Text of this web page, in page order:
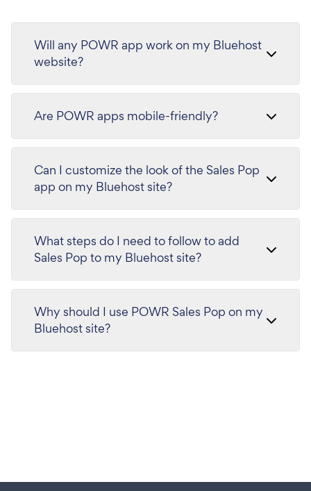
Will any POWR app work on my Bluehost
website?
Are POWR apps mobile-friendly?
Can I customize the look of the Sales Pop
app on my Bluehost site?
What steps do I need to follow to add
Sales Pop to my Bluehost site?
Why should I use POWR Sales Pop on my
Bluehost site?